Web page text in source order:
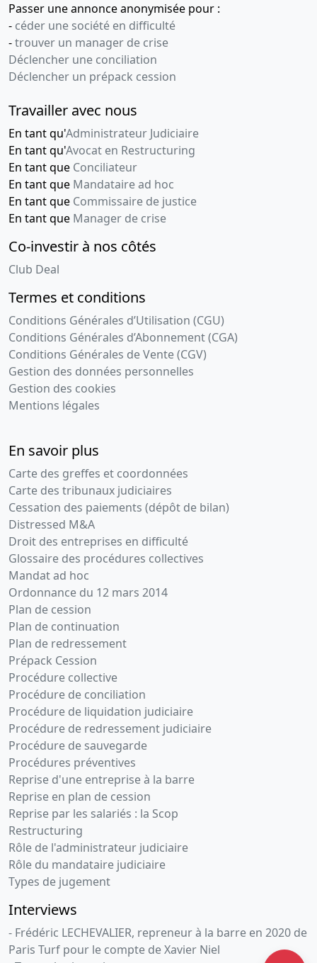
Passer une annonce anonymisée pour :
- céder une société en difficulté
-trouver un manager de crise
Déclencher une conciliation
Déclencher un prépack cession
Travailler avec nous
En tant qu'Administrateur Judiciaire
En tant qu'Avocat en Restructuring
En tant que Conciliateur
En tant que Mandataire ad hoc
En tant que Commissaire de justice
En tant que Manager de crise
Co-investir à nos côtés
Club Deal
Termes et conditions
Conditions Générales d’Utilisation (CGU)
Conditions Générales d’Abonnement (CGA)
Conditions Générales de Vente (CGV)
Gestion des données personnelles
Gestion des cookies
Mentions légales
En savoir plus
Carte des greffes et coordonnées
Carte des tribunaux judiciaires
Cessation des paiements (dépôt de bilan)
Distressed M&A
Droit des entreprises en difficulté
Glossaire des procédures collectives
Mandat ad hoc
Ordonnance du 12 mars 2014
Plan de cession
Plan de continuation
Plan de redressement
Prépack Cession
Procédure collective
Procédure de conciliation
Procédure de liquidation judiciaire
Procédure de redressement judiciaire
Procédure de sauvegarde
Procédures préventives
Reprise d'une entreprise à la barre
Reprise en plan de cession
Reprise par les salariés : la Scop
Restructuring
Rôle de l'administrateur judiciaire
Rôle du mandataire judiciaire
Types de jugement
Interviews
- Frédéric LECHEVALIER, repreneur à la barre en 2020 de
Paris Turf pour le compte de Xavier Niel